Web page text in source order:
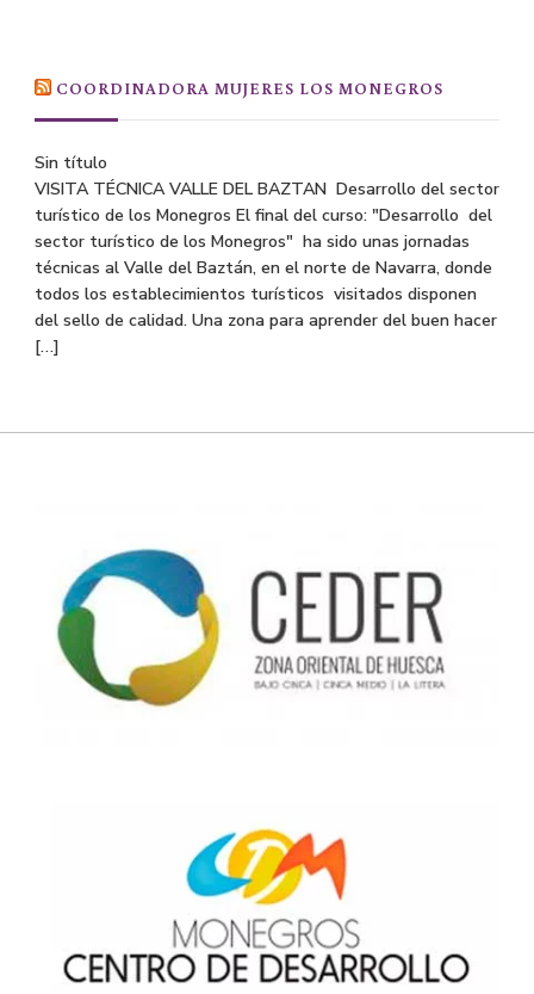
COORDINADORA MUJERES LOS MONEGROS
Sin título
VISITA TÉCNICA VALLE DEL BAZTAN Desarrollo del sector
turístico de los Monegros El final del curso: "Desarrollo del
sector turístico de los Monegros" ha sido unas jornadas
técnicas al Valle del Baztán, en el norte de Navarra, donde
todos los establecimientos turísticos visitados disponen
del sello de calidad. Una zona para aprender del buen hacer
[…]